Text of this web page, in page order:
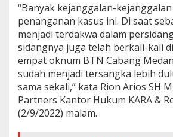
a
n
,
A
d
v
o
k
a
t
“Banyak kejanggalan-
penanganan kasus ini. Di saat
menjadi terdakwa dalam
sidangnya juga telah berkali-kali
empat oknum BTN Cabang
sudah menjadi tersangka lebih
sama sekali,” kata Rion Arios SH
Partners Kantor Hukum KARA &
(2/9/2022) malam.